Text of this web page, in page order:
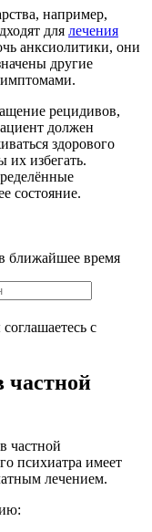
например,
для лечения
анксиолитики, они
другие
рецидивов,
должен
здорового
их избегать.
состояние.
ближайшее время
с
частной
частной
психиатра имеет
лечением.